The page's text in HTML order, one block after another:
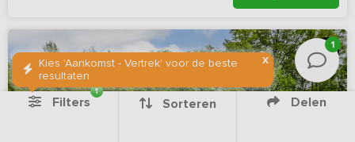
X
Kies 'Aankomst - Vertrek' voor de beste
resultaten
1
Filters
1
Sorteren Delen